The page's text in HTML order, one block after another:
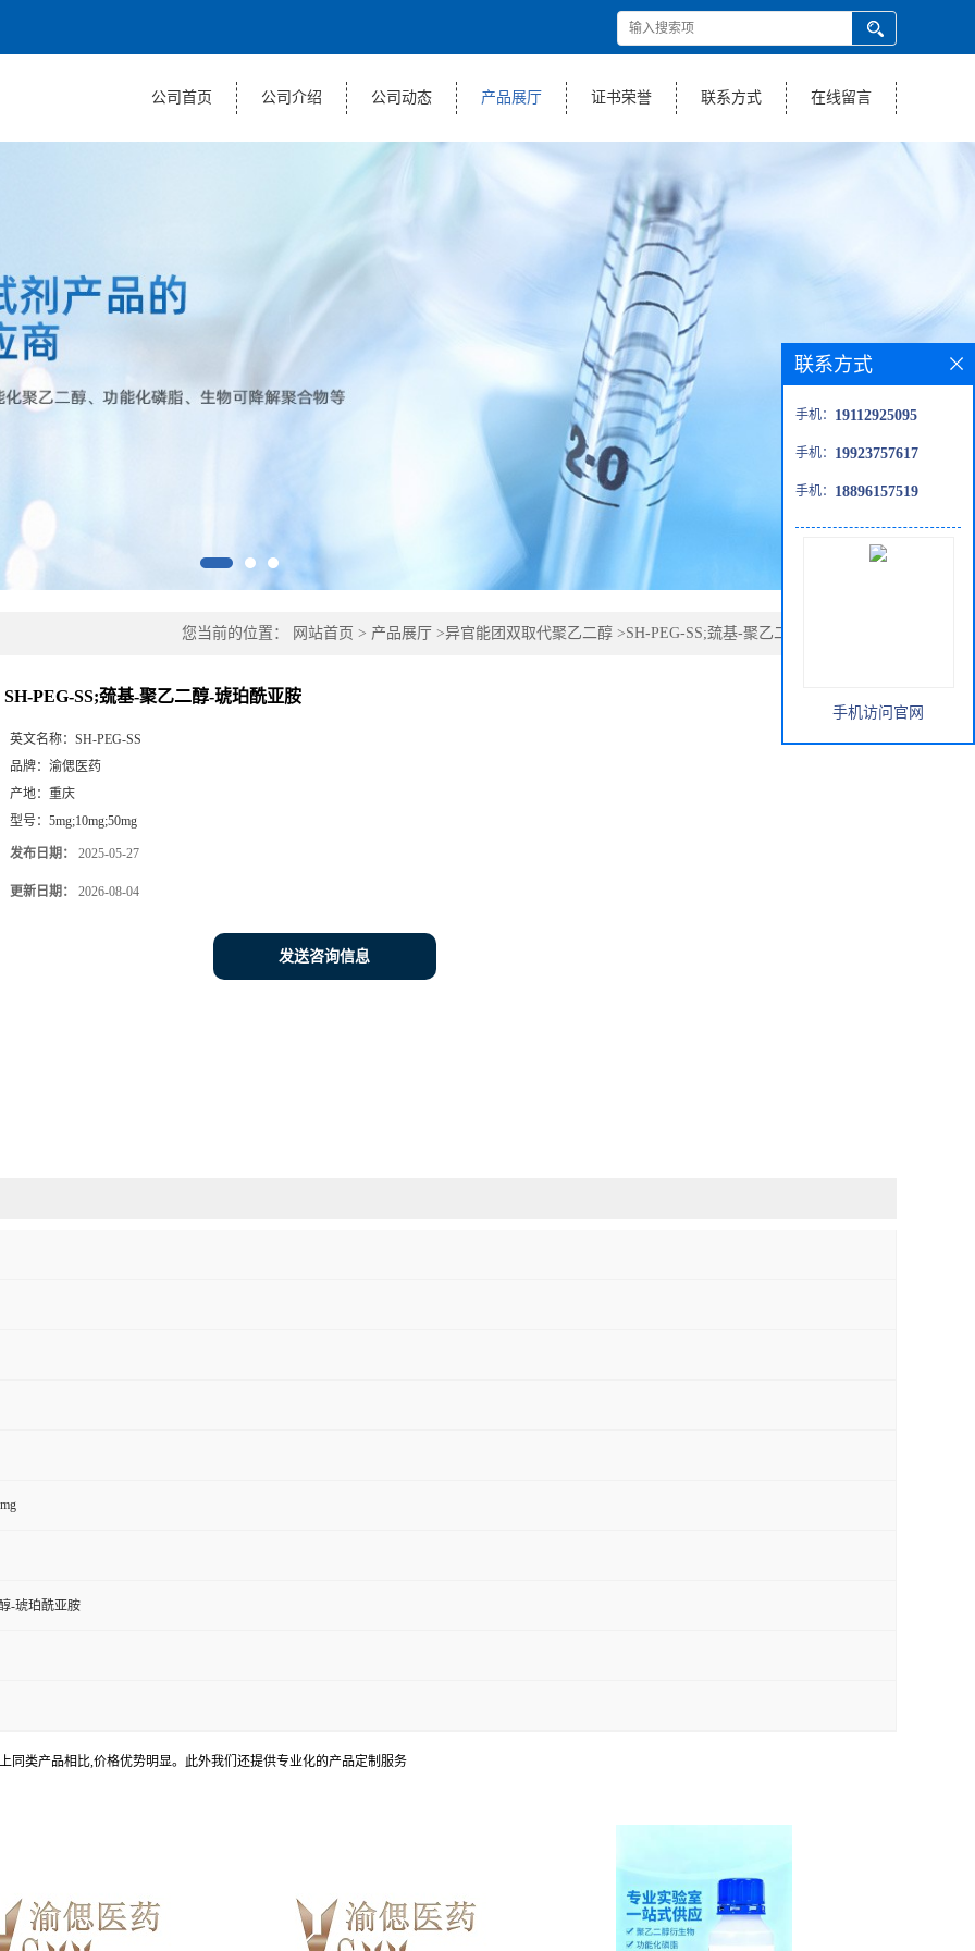
公司首页 公司介绍 公司动态 产品展厅 证书荣誉 联系方式 在线留言
您当前的位置： 网站首页 > 产品展厅 >异官能团双取代聚乙二醇 >SH-PEG-SS;巯基-聚乙二醇-琥珀酰亚胺
SH-PEG-SS;巯基-聚乙二醇-琥珀酰亚胺
英文名称： SH-PEG-SS
品牌： 渝偲医药
产地： 重庆
型号： 5mg;10mg;50mg
发布日期： 2025-05-27
更新日期： 2026-08-04
发送咨询信息
-琥珀酰亚胺
类产品相比,价格优势明显。此外我们还提供专业化的产品定制服务
联系方式
手机： 19112925095
手机： 19923757617
手机： 18896157519
手机访问官网